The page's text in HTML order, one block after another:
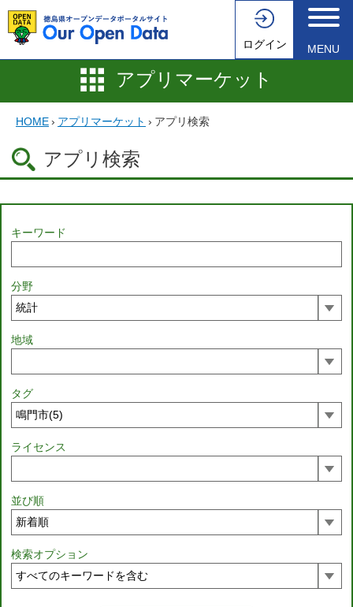
ログイン MENU
アプリマーケット
HOME› アプリマーケット › アプリ検索
アプリ検索
キーワード
分野
地域
タグ
ライセンス
並び順
検索オプション